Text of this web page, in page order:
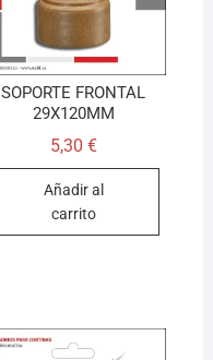
SOPORTE FRONTAL
29X120MM
5,30 €
Añadir al
carrito